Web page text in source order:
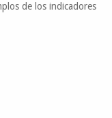
de los indicadores